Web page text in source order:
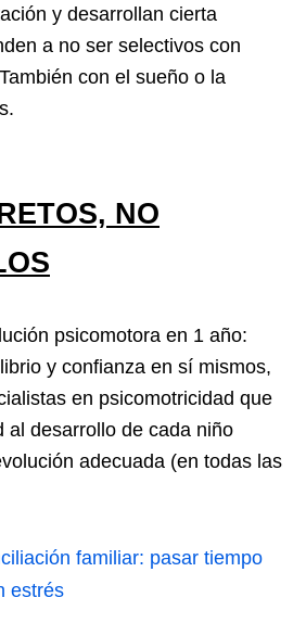
y desarrollan cierta
a no ser selectivos con
con el sueño o la
NO
psicomotora en 1 año:
y confianza en sí mismos,
en psicomotricidad que
al desarrollo de cada niño
adecuada (en todas las
familiar: pasar tiempo
estrés